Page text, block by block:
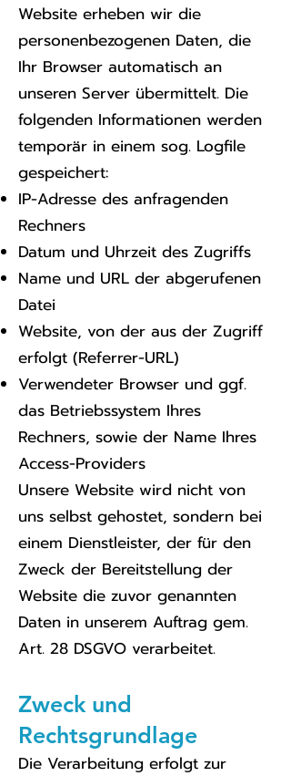
Website erheben wir die
personenbezogenen Daten, die
Ihr Browser automatisch an
unseren Server übermittelt. Die
folgenden Informationen werden
temporär in einem sog. Logfile
gespeichert:
IP-Adresse des anfragenden
Rechners
Datum und Uhrzeit des Zugriffs
Name und URL der abgerufenen
Datei
Website, von der aus der Zugriff
erfolgt (Referrer-URL)
Verwendeter Browser und ggf.
das Betriebssystem Ihres
Rechners, sowie der Name Ihres
Access-Providers
Unsere Website wird nicht von
uns selbst gehostet, sondern bei
einem Dienstleister, der für den
Zweck der Bereitstellung der
Website die zuvor genannten
Daten in unserem Auftrag gem.
Art. 28 DSGVO verarbeitet.
Zweck und
Rechtsgrundlage
Die Verarbeitung erfolgt zur